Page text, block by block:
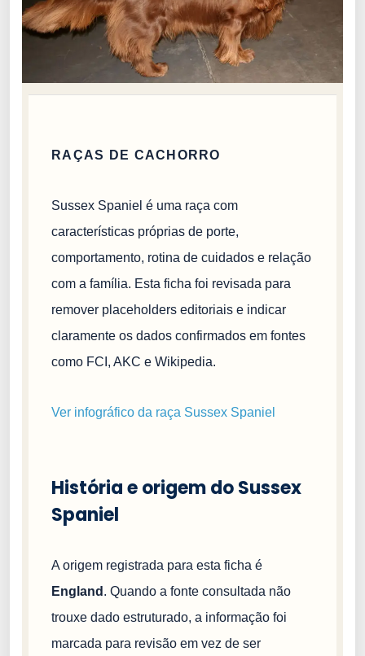
RAÇAS DE CACHORRO
Sussex Spaniel é uma raça com
características próprias de porte,
comportamento, rotina de cuidados e relação
com a família. Esta ficha foi revisada para
remover placeholders editoriais e indicar
claramente os dados confirmados em fontes
como FCI, AKC e Wikipedia.
Ver infográfico da raça Sussex Spaniel
História e origem do Sussex
Spaniel
A origem registrada para esta ficha é
England . Quando a fonte consultada não
trouxe dado estruturado, a informação foi
marcada para revisão em vez de ser